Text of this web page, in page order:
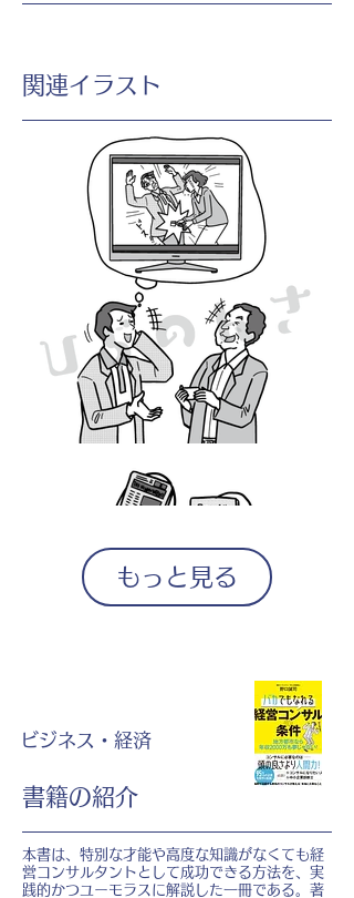
​関連イラスト
もっと見る
ビジネス・経済
書籍の紹介
本書は、特別な才能や高度な知識がなくても経
営コンサルタントとして成功できる方法を、実
践的かつユーモラスに解説した一冊である。著